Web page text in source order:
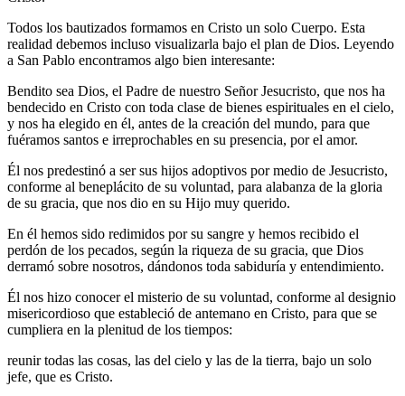
Todos los bautizados formamos en Cristo un solo Cuerpo. Esta
realidad debemos incluso visualizarla bajo el plan de Dios. Leyendo
a San Pablo encontramos algo bien interesante:
Bendito sea Dios, el Padre de nuestro Señor Jesucristo, que nos ha
bendecido en Cristo con toda clase de bienes espirituales en el cielo,
y nos ha elegido en él, antes de la creación del mundo, para que
fuéramos santos e irreprochables en su presencia, por el amor.
Él nos predestinó a ser sus hijos adoptivos por medio de Jesucristo,
conforme al beneplácito de su voluntad, para alabanza de la gloria
de su gracia, que nos dio en su Hijo muy querido.
En él hemos sido redimidos por su sangre y hemos recibido el
perdón de los pecados, según la riqueza de su gracia, que Dios
derramó sobre nosotros, dándonos toda sabiduría y entendimiento.
Él nos hizo conocer el misterio de su voluntad, conforme al designio
misericordioso que estableció de antemano en Cristo, para que se
cumpliera en la plenitud de los tiempos:
reunir todas las cosas, las del cielo y las de la tierra, bajo un solo
jefe, que es Cristo.